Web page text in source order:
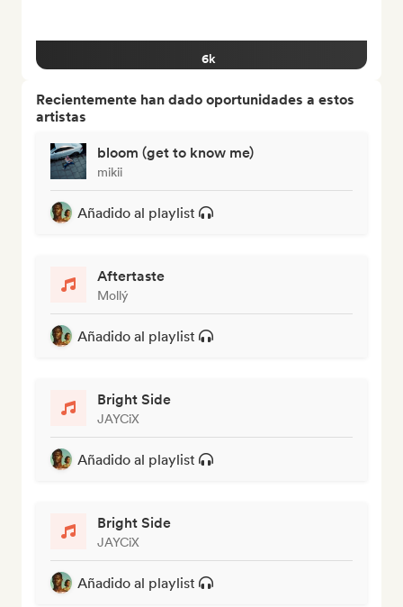
6k
Recientemente han dado oportunidades a estos
artistas
bloom (get to know me)
mikii
Añadido al playlist
Aftertaste
Mollý
Añadido al playlist
Bright Side
JAYCiX
Añadido al playlist
Bright Side
JAYCiX
Añadido al playlist